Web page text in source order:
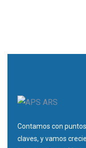
Contamos con
claves, y vamos